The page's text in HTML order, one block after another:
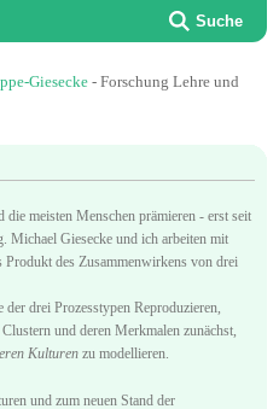
Suche
Giesecke - Forschung Lehre und
meisten Menschen prämieren - erst seit
Michael Giesecke und ich arbeiten mit
des Zusammenwirkens von drei
drei Prozesstypen Reproduzieren,
und deren Merkmalen zunächst,
Kulturen zu modellieren.
und zum neuen Stand der